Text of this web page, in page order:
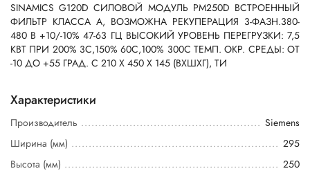
SINAMICS G120D СИЛОВОЙ МОДУЛЬ PM250D ВСТРОЕННЫЙ
ФИЛЬТР КЛАССА А, ВОЗМОЖНА РЕКУПЕРАЦИЯ 3-ФАЗН.380-
480 В +10/-10% 47-63 ГЦ ВЫСОКИЙ УРОВЕНЬ ПЕРЕГРУЗКИ: 7,5
КВТ ПРИ 200% 3С,150% 60С,100% 300С ТЕМП. ОКР. СРЕДЫ: ОТ
-10 ДО +55 ГРАД. C 210 X 450 X 145 (ВХШХГ), ТИ
Характеристики
Производитель
Siemens
Ширина (мм)
295
Высота (мм)
250